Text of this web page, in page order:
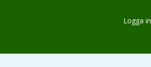
Logga in